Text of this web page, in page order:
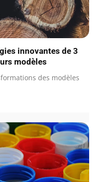
innovantes de 3
modèles
des modèles